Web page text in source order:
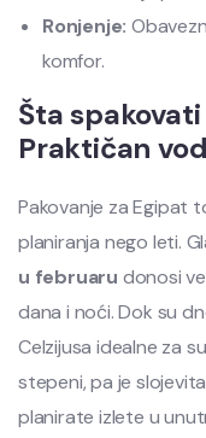
Ronjenje:
komfor.
Šta
Praktičan
Pakovanje za Egipat
planiranja nego leti.
u februaru donosi
dana i noći. Dok su
Celzijusa idealne za
stepeni, pa je
planirate izlete u